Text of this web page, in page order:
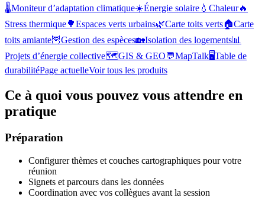
🌡️Moniteur d’adaptation climatique☀️Énergie solaire 💧 Chaleur🔥
Stress thermique🌳Espaces verts urbains🌿Carte toits verts🏠Carte
toits amiante🦉Gestion des espèces🏡Isolation des logements📊
Projets d’énergie collective🗺️GIS & GEO💬MapTalk🖥️Table de
durabilitéPage actuelleVoir tous les produits
Ce à quoi vous pouvez vous attendre en
pratique
Préparation
Configurer thèmes et couches cartographiques pour votre
réunion
Signets et parcours dans les données
Coordination avec vos collègues avant la session